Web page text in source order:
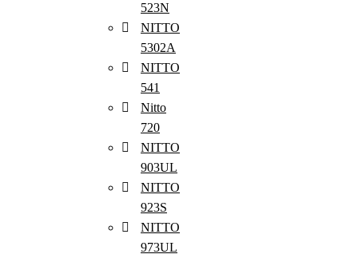
523N
NITTO
5302A
NITTO
541
Nitto
720
NITTO
903UL
NITTO
923S
NITTO
973UL